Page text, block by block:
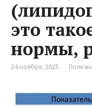
это
нормы,
24 ноября, 2025